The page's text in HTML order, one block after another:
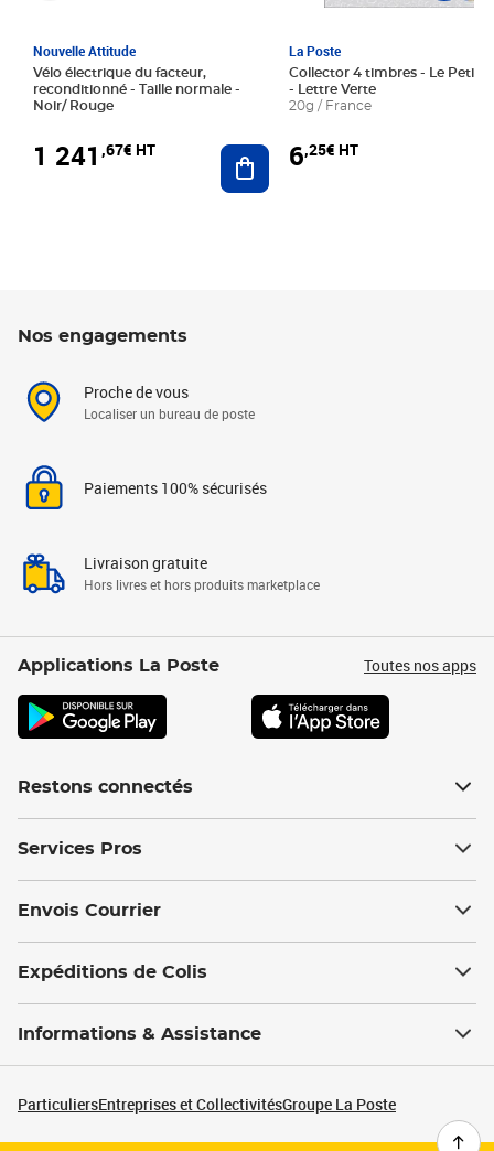
Nouvelle Attitude
Vélo électrique du facteur,
reconditionné - Taille normale -
Noir/ Rouge
1 241 ,67€ HT Ajouter au panier
La Poste
Collector 4 timbres - Le Petit
- Lettre Verte
20g / France
6,25€ HT
Nos engagements
Proche de vous
Localiser un bureau de poste
Paiements 100% sécurisés
Livraison gratuite
Hors livres et hors produits marketplace
Applications La Poste Toutes nos apps
Restons connectés
Services Pros
Envois Courrier
Expéditions de Colis
Informations & Assistance
ParticuliersEntreprises et CollectivitésGroupe La Poste